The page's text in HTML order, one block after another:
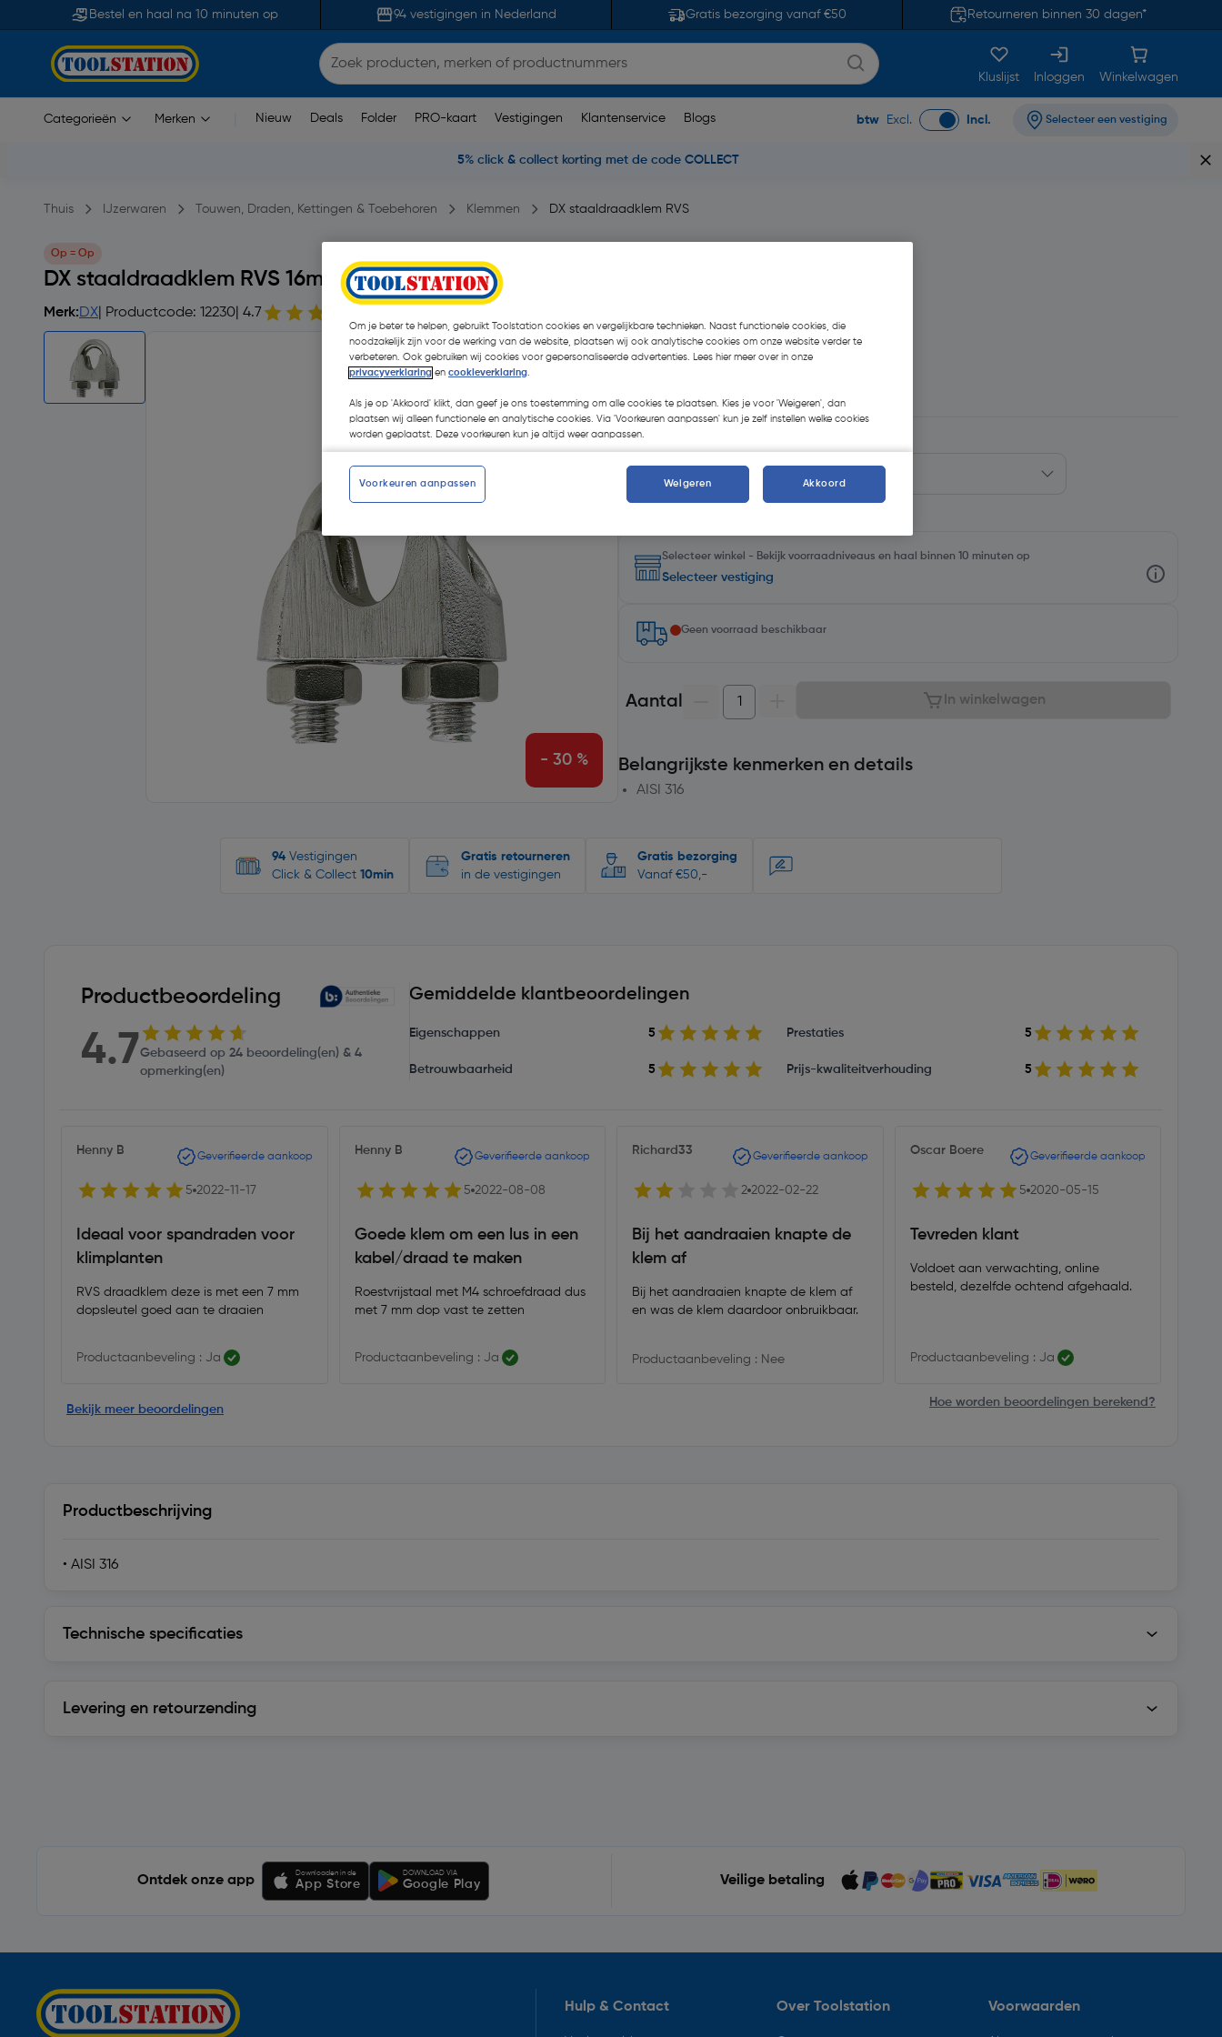
Bestel en haal na 10 minuten op 94 vestigingen in Nederland Gratis bezorging vanaf €50 Retourneren binnen 30 dagen*
Kluslijst Inloggen Winkelwagen
Categorieën Merken Nieuw Deals Folder PRO-kaart Vestigingen Klantenservice Blogs btw Excl. Incl. Selecteer een vestiging
5% click & collect korting met de code COLLECT
Thuis IJzerwaren Touwen, Draden, Kettingen & Toebehoren Klemmen DX staaldraadklem RVS
Op = Op
DX staaldraadklem RVS 16mm
Merk:DX | Productcode: 12230 | 4.7
- 30 %
€ 4,53
Kies productvariant
Selecteer winkel - Bekijk voorraadniveaus en haal binnen 10 minuten op
Selecteer vestiging
Geen voorraad beschikbaar
Aantal In winkelwagen
Belangrijkste kenmerken en details
AISI 316
94 Vestigingen
Click & Collect 10min
Gratis retourneren
in de vestigingen
Gratis bezorging
Vanaf €50,-
Productbeoordeling
4.7Gebaseerd op 24 beoordeling(en) & 4
opmerking(en)
Gemiddelde klantbeoordelingen
Eigenschappen 5 Prestaties 5
Betrouwbaarheid 5 Prijs-kwaliteitverhouding 5
Henny B Geverifieerde aankoop
5 2022-11-17
Ideaal voor spandraden voor
klimplanten
RVS draadklem deze is met een 7 mm
dopsleutel goed aan te draaien
Productaanbeveling : Ja
Henny B Geverifieerde aankoop
5 2022-08-08
Goede klem om een lus in een
kabel/draad te maken
Roestvrijstaal met M4 schroefdraad dus
met 7 mm dop vast te zetten
Productaanbeveling : Ja
Richard33 Geverifieerde aankoop
2 2022-02-22
Bij het aandraaien knapte de
klem af
Bij het aandraaien knapte de klem af
en was de klem daardoor onbruikbaar.
Productaanbeveling : Nee
Oscar Boere Geverifieerde aankoop
5 2020-05-15
Tevreden klant
Voldoet aan verwachting, online
besteld, dezelfde ochtend afgehaald.
Productaanbeveling : Ja
Bekijk meer beoordelingen
Hoe worden beoordelingen berekend?
Productbeschrijving
• AISI 316
Technische specificaties
Levering en retourzending
Ontdek onze app
Downloaden in de
App Store
DOWNLOAD VIA
Google Play Veilige betaling
Hulp & Contact Over Toolstation Voorwaarden
Om je beter te helpen, gebruikt Toolstation cookies en vergelijkbare technieken. Naast functionele cookies, die
noodzakelijk zijn voor de werking van de website, plaatsen wij ook analytische cookies om onze website verder te
verbeteren. Ook gebruiken wij cookies voor gepersonaliseerde advertenties. Lees hier meer over in onze
privacyverklaring en cookieverklaring.
Als je op 'Akkoord' klikt, dan geef je ons toestemming om alle cookies te plaatsen. Kies je voor 'Weigeren', dan
plaatsen wij alleen functionele en analytische cookies. Via 'Voorkeuren aanpassen' kun je zelf instellen welke cookies
worden geplaatst. Deze voorkeuren kun je altijd weer aanpassen.
Voorkeuren aanpassen Weigeren Akkoord